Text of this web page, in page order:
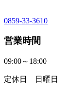
0859-33-3610
営業時間
09:00～18:00
定休日 日曜日